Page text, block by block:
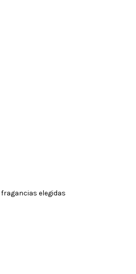
elegidas